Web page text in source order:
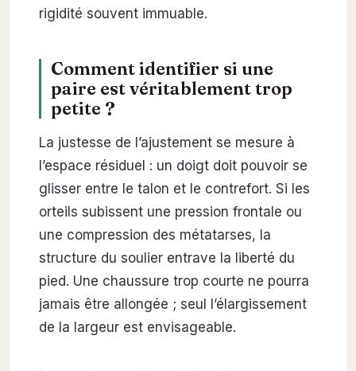
rigidité souvent immuable.
Comment identifier si une
paire est véritablement trop
petite ?
La justesse de l’ajustement se mesure à
l’espace résiduel : un doigt doit pouvoir se
glisser entre le talon et le contrefort. Si les
orteils subissent une pression frontale ou
une compression des métatarses, la
structure du soulier entrave la liberté du
pied. Une chaussure trop courte ne pourra
jamais être allongée ; seul l’élargissement
de la largeur est envisageable.